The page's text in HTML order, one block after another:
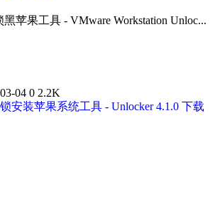
苹果工具 - VMware Workstation Unloc...
04 0 2.2K